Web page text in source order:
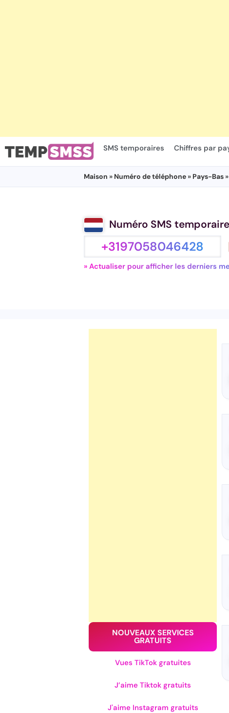
SMS temporaires Chiffres par
Maison » Numéro de téléphone » Pays-Bas
Numéro SMS
+3197058046428
» Actualiser pour afficher les derniers
NOUVEAUX SERVICES
GRATUITS
Vues TikTok gratuites
J’aime Tiktok gratuits
J'aime Instagram gratuits